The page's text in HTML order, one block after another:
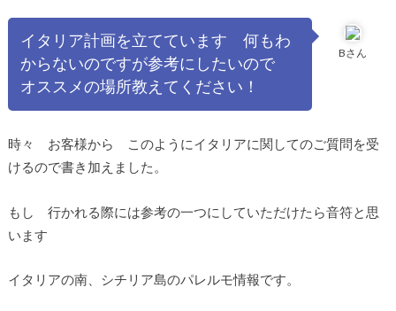
Bさん
イタリア計画を立てています 何もわ
からないのですが参考にしたいので
オススメの場所教えてください！
時々 お客様から このようにイタリアに関してのご質問を受
けるので書き加えました。
もし 行かれる際には参考の一つにしていただけたら音符と思
います
イタリアの南、シチリア島のパレルモ情報です。